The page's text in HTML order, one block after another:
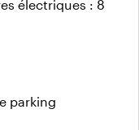
électriques : 8
parking